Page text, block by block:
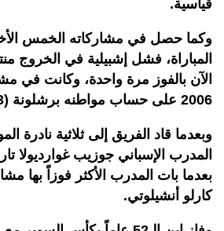
قياسية.
وكما حصل في مشاركاته الخمس
المباراة، فشل إشبيلية في الخروج
الآن بالفوز مرة واحدة، وكانت في
2006 على حساب مواطنه برشلونة (3-0).
وبعدما قاد الفريق إلى ثلاثية نادرة
المدرب الإسباني جوزيب غوارديولا
بعدما بات المدرب الأكثر فوزاً بها
كارلو أنشيلوتي.